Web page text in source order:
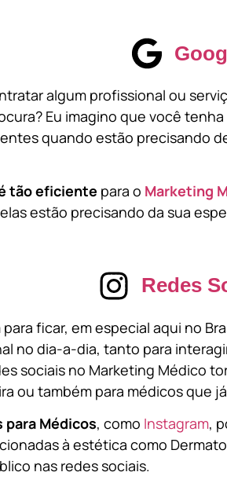
algum profissional ou
Eu imagino que você
quando estão precisando
tão eficiente para o Marketing
estão precisando da sua
Redes
para ficar, em especial aqui no
no dia-a-dia, tanto para
sociais no Marketing Médico
ou também para médicos que
para Médicos, como Instagram,
à estética como
nas redes sociais.